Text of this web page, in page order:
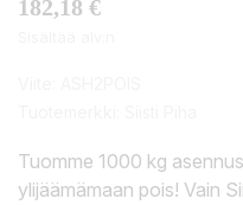
182,18 €
Tuomme 1000 kg
ylijäämämaan pois! Vain